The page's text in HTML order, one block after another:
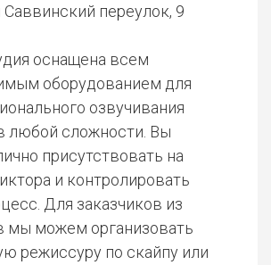
переулок, 9
оснащена всем
оборудованием для
озвучивания
любой сложности. Вы
присутствовать на
и контролировать
Для заказчиков из
мы можем организовать
режиссуру по скайпу или